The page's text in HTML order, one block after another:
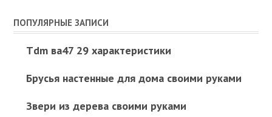
ПОПУЛЯРНЫЕ ЗАПИСИ
Tdm ва47 29 характеристики
Брусья настенные для дома своими руками
Звери из дерева своими руками